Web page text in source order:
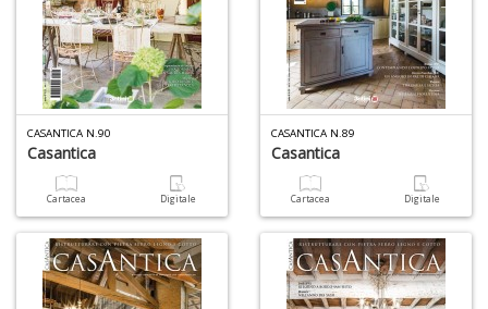
CASANTICA N.90
Casantica
Cartacea Digitale
CASANTICA N.89
Casantica
Cartacea Digitale